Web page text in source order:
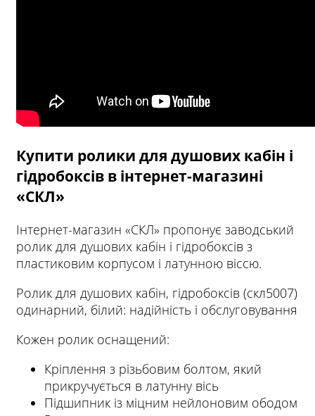
Купити ролики для душових кабін і
гідробоксів в інтернет-магазині
«СКЛ»
Інтернет-магазин «СКЛ» пропонує заводський
ролик для душових кабін і гідробоксів з
пластиковим корпусом і латунною віссю.
Ролик для душових кабін, гідробоксів (скл5007)
одинарний, білий: надійність і обслуговування
Кожен ролик оснащений:
Кріплення з різьбовим болтом, який
прикручується в латунну вісь
Підшипник із міцним нейлоновим ободом